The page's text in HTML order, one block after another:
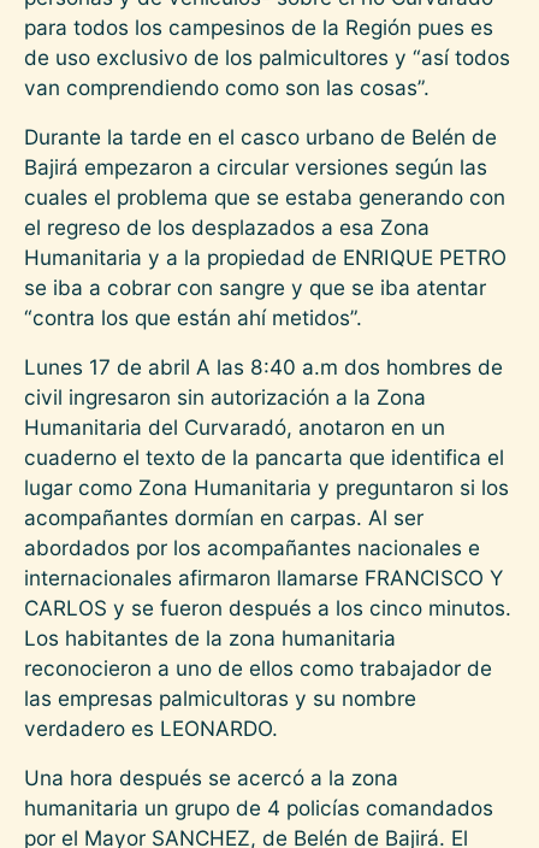
para todos los campesinos de la Región pues es
de uso exclusivo de los palmicultores y “así todos
van comprendiendo como son las cosas”.
Durante la tarde en el casco urbano de Belén de
Bajirá empezaron a circular versiones según las
cuales el problema que se estaba generando con
el regreso de los desplazados a esa Zona
Humanitaria y a la propiedad de ENRIQUE PETRO
se iba a cobrar con sangre y que se iba atentar
“contra los que están ahí metidos”.
Lunes 17 de abril A las 8:40 a.m dos hombres de
civil ingresaron sin autorización a la Zona
Humanitaria del Curvaradó, anotaron en un
cuaderno el texto de la pancarta que identifica el
lugar como Zona Humanitaria y preguntaron si los
acompañantes dormían en carpas. Al ser
abordados por los acompañantes nacionales e
internacionales afirmaron llamarse FRANCISCO Y
CARLOS y se fueron después a los cinco minutos.
Los habitantes de la zona humanitaria
reconocieron a uno de ellos como trabajador de
las empresas palmicultoras y su nombre
verdadero es LEONARDO.
Una hora después se acercó a la zona
humanitaria un grupo de 4 policías comandados
por el Mayor SANCHEZ, de Belén de Bajirá. El